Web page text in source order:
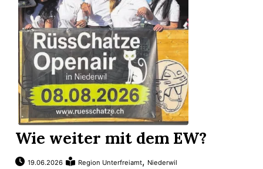
Wie weiter mit dem EW?
19.06.2026 Region Unterfreiamt, Niederwil